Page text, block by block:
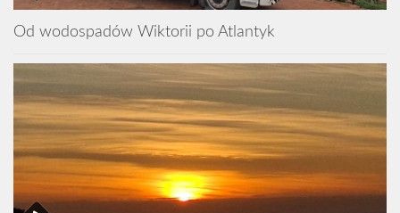
Od wodospadów Wiktorii po Atlantyk